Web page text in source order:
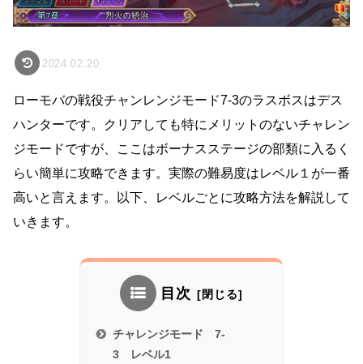
2024.02.20
ローモバの戦役チャンレンジモード7-3のラスボスはデス
ハンターです。クリアしても特にメリットのないチャレン
ジモードですが、ここはボーナスステージの部類に入るく
らい簡単に攻略できます。実際の難易度はレベル１が一番
高いと言えます。以下、レベルごとに攻略方法を解説して
いきます。
目次
チャレンジモード 7-
3 レベル1